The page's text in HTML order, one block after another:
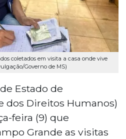
coletados em visita a casa onde vive
Governo de MS)
Estado de
dos Direitos Humanos)
feira (9) que
Grande as visitas